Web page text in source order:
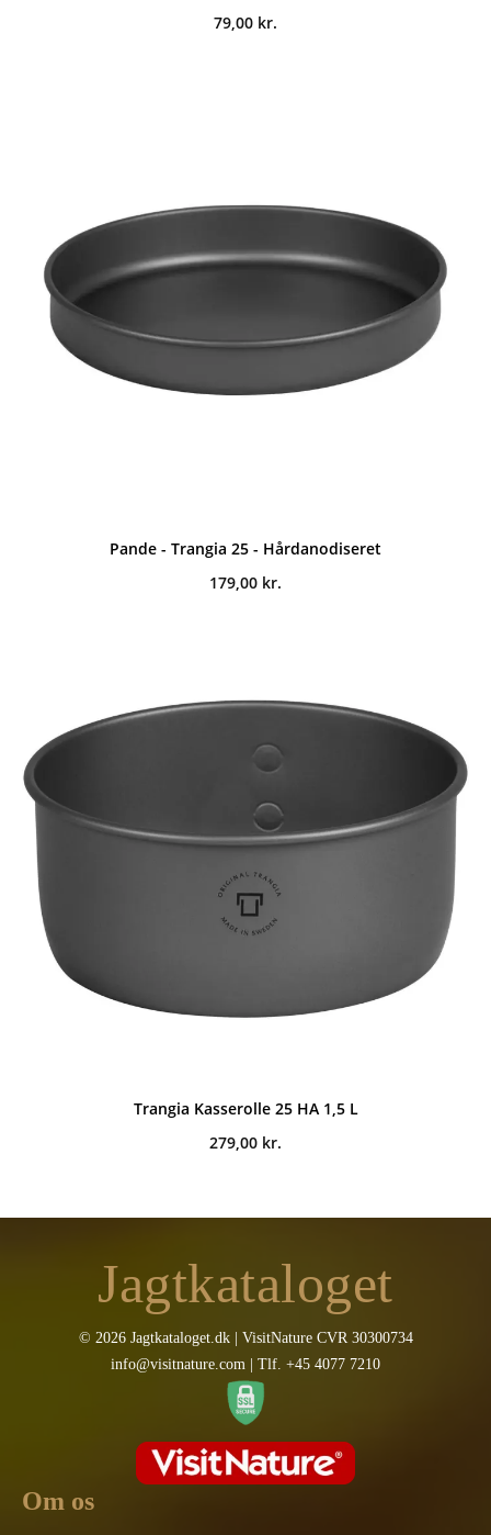
79,00 kr.
Pande - Trangia 25 - Hårdanodiseret
179,00 kr.
Trangia Kasserolle 25 HA 1,5 L
279,00 kr.
Jagtkataloget
© 2026 Jagtkataloget.dk | VisitNature CVR 30300734
info@visitnature.com | Tlf. +45 4077 7210
Om os